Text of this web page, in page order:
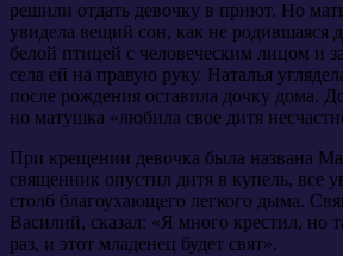
решили отдать девочку в приют. Но
увидела вещий сон, как не родившаяся
белой птицей с человеческим лицом и
села ей на правую руку. Наталья
после рождения оставила дочку дома.
но матушка «любила свое дитя
При крещении девочка была названа
священник опустил дитя в купель, все
столб благоухающего легкого дыма.
Василий, сказал: «Я много крестил, но
раз, и этот младенец будет свят».